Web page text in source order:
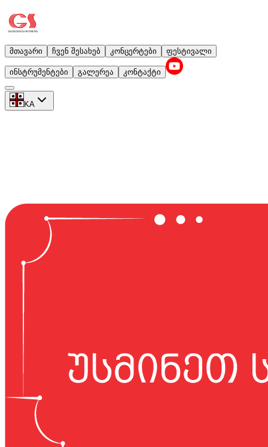
მთავარი ჩვენ შესახებ კონცერტები ფესტივალი
ინსტრუმენტები გალერეა კონტაქტი
KA